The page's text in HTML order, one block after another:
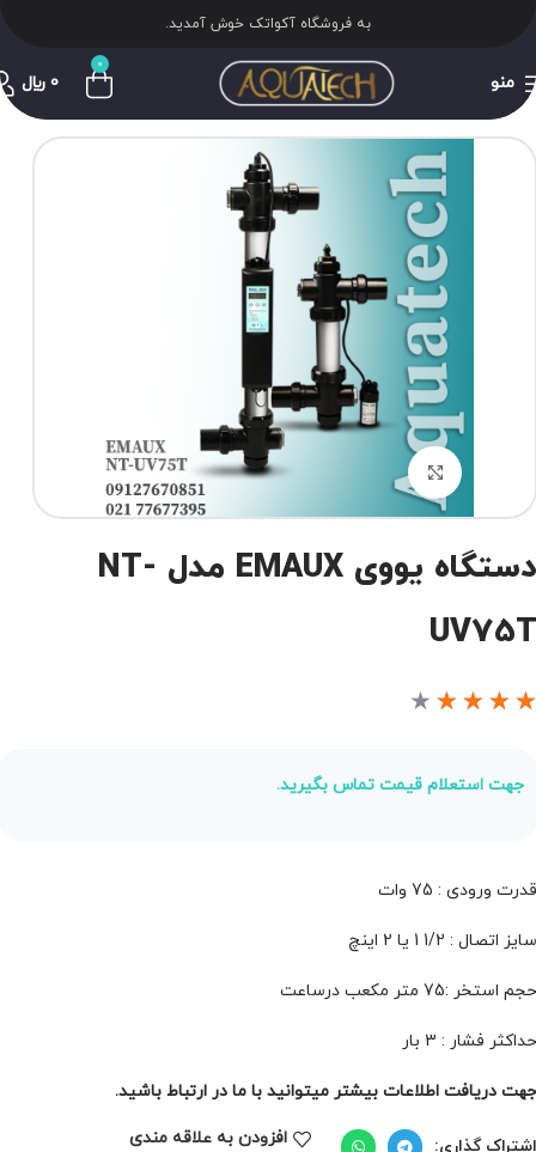
به فروشگاه آکواتک خوش آمدید.
منو
0
0 ﷼
برای بزرگنمایی کلیک کنید
دستگاه یووی EMAUX مدل NT-
★
★
★
★
جهت استعلام قیمت تماس بگیرید.
ورودی : 75 وات
اتصال : 1/2 1 یا 2 اینچ
استخر :75 متر مکعب درساعت
فشار : 3 بار
دریافت اطلاعات بیشتر میتوانید با ما در ارتباط باشید.
گذاری:
افزودن به علاقه مندی